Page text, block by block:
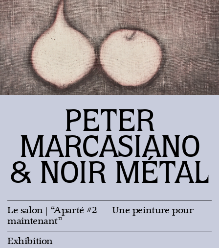
Le salon | “Aparté #2 — Une peinture pour
maintenant”
Exhibition
PETER
MARCASIANO
& NOIR MÉTAL